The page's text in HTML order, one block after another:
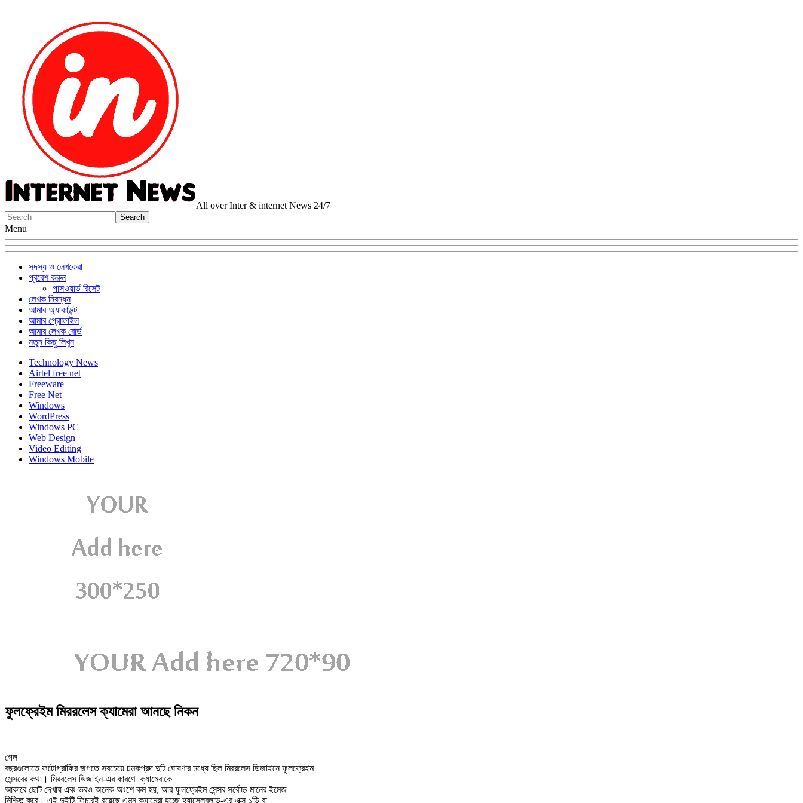
All over Inter & internet News 24/7
Menu
সদস্য ও লেখকেরা
প্রবেশ করুন
পাসওয়ার্ড রিসেট
লেখক নিবন্ধন
আমার অ্যাকাউন্ট
আমার প্রোফাইল
আমার লেখক বোর্ড
নতুন কিছু লিখুন
Technology News
Airtel free net
Freeware
Free Net
Windows
WordPress
Windows PC
Web Design
Video Editing
Windows Mobile
ফুলফ্রেইম মিররলেস ক্যামেরা আনছে নিকন
গেল
বছরগুলোতে ফটোগ্রাফির জগতে সবচেয়ে চমকপ্রদ দুটি ঘোষণার মধ্যে ছিল মিররলেস ডিজাইনে ফুলফ্রেইম
সেন্সরের কথা। মিররলেস ডিজাইন-এর কারণে ক্যামেরাকে
আকারে ছোট দেখায় এবং ভরও অনেক অংশে কম হয়, আর ফুলফ্রেইম সেন্সর সর্বোচ্চ মানের ইমেজ
নিশ্চিত করে। এই দুইটি ফিচারই রয়েছে এমন ক্যামেরা হচ্ছে হ্যাসেলব্লাড-এর এক্স ১ডি বা